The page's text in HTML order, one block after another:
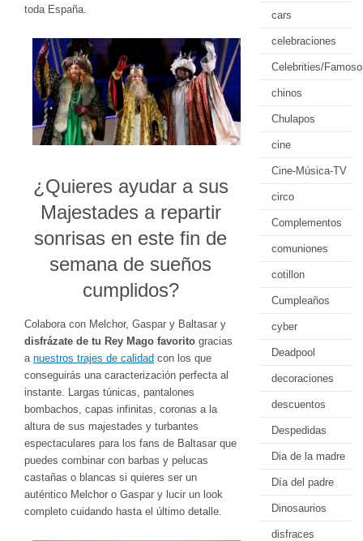
toda España.
¿Quieres ayudar a sus
Majestades a repartir
sonrisas en este fin de
semana de sueños
cumplidos?
Colabora con Melchor, Gaspar y Baltasar y
disfrázate de tu Rey Mago favorito gracias
a nuestros trajes de calidad con los que
conseguirás una caracterización perfecta al
instante. Largas túnicas, pantalones
bombachos, capas infinitas, coronas a la
altura de sus majestades y turbantes
espectaculares para los fans de Baltasar que
puedes combinar con barbas y pelucas
castañas o blancas si quieres ser un
auténtico Melchor o Gaspar y lucir un look
completo cuidando hasta el último detalle.
cars
celebraciones
Celebrities/
chinos
Chulapos
cine
Cine-Música-TV
circo
Complementos
comuniones
cotillon
Cumpleaños
cyber
Deadpool
decoraciones
descuentos
Despedidas
Dia de la madre
Día del padre
Dinosaurios
disfraces